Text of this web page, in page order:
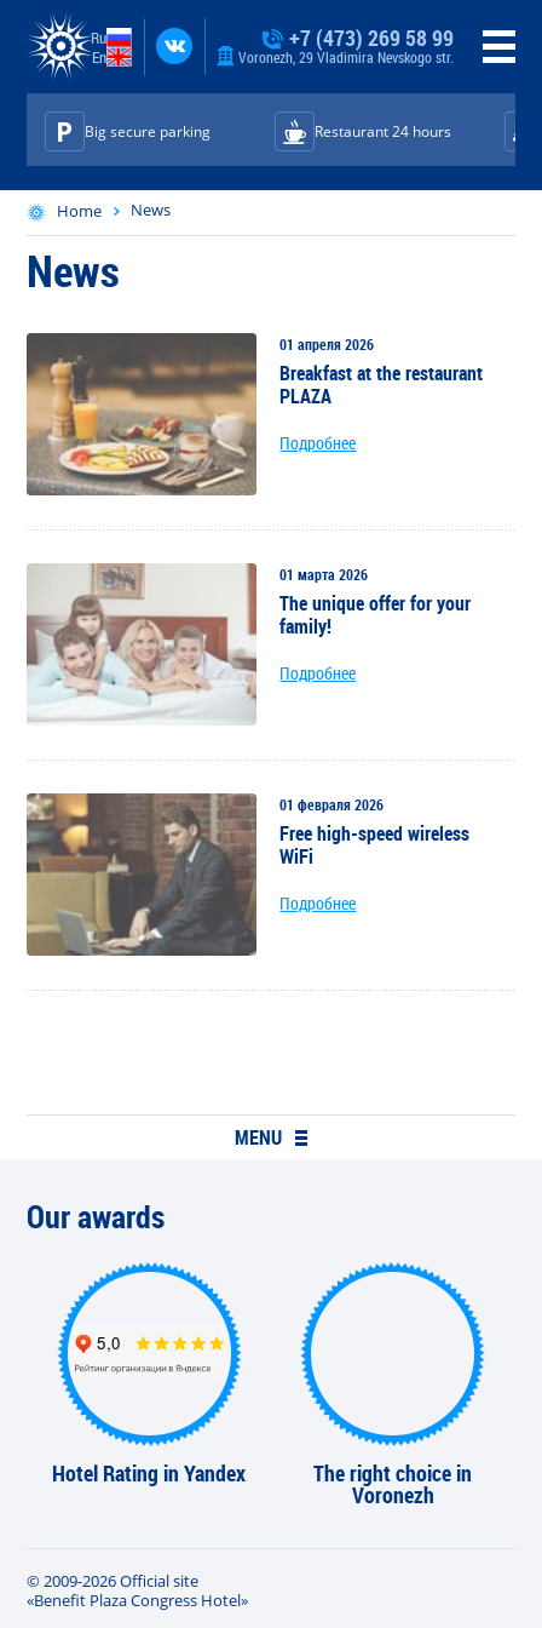
Ru
En
+7 (473) 269 58 99
Voronezh, 29 Vladimira Nevskogo str.
Big secure parking Restaurant 24 hours
Home News
News
01 апреля 2026
Breakfast at the restaurant
PLAZA
Подробнее
01 марта 2026
The unique offer for your
family!
Подробнее
01 февраля 2026
Free high-speed wireless
WiFi
Подробнее
MENU
Our awards
Hotel Rating in Yandex The right choice in
Voronezh
© 2009-2026 Official site
«Benefit Plaza Congress Hotel»